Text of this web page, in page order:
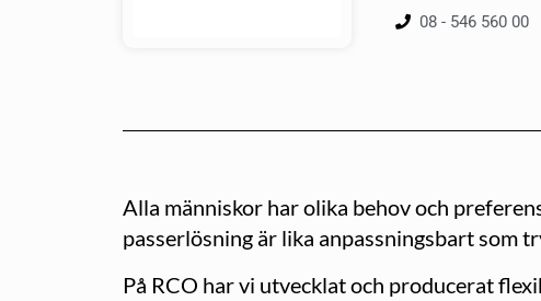
08 - 546 560 00
Alla människor har olika behov och
passerlösning är lika anpassningsbart som
På RCO har vi utvecklat och producerat